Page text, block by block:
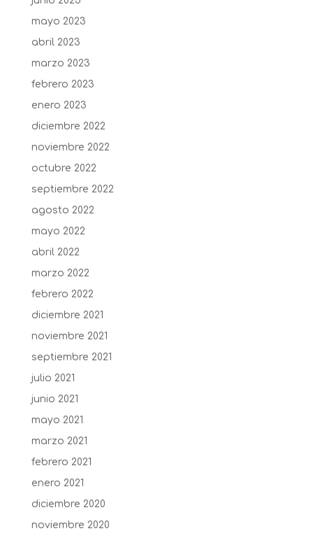
mayo 2023
abril 2023
marzo 2023
febrero 2023
enero 2023
diciembre 2022
noviembre 2022
octubre 2022
septiembre 2022
agosto 2022
mayo 2022
abril 2022
marzo 2022
febrero 2022
diciembre 2021
noviembre 2021
septiembre 2021
julio 2021
junio 2021
mayo 2021
marzo 2021
febrero 2021
enero 2021
diciembre 2020
noviembre 2020